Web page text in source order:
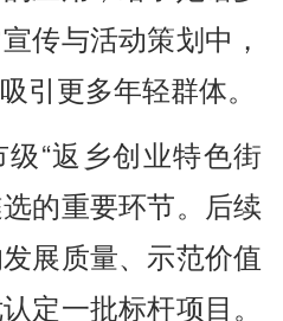
传与活动策划中，
引更多年轻群体。
级“返乡创业特色街
选的重要环节。后续
展质量、示范价值
定一批标杆项目。